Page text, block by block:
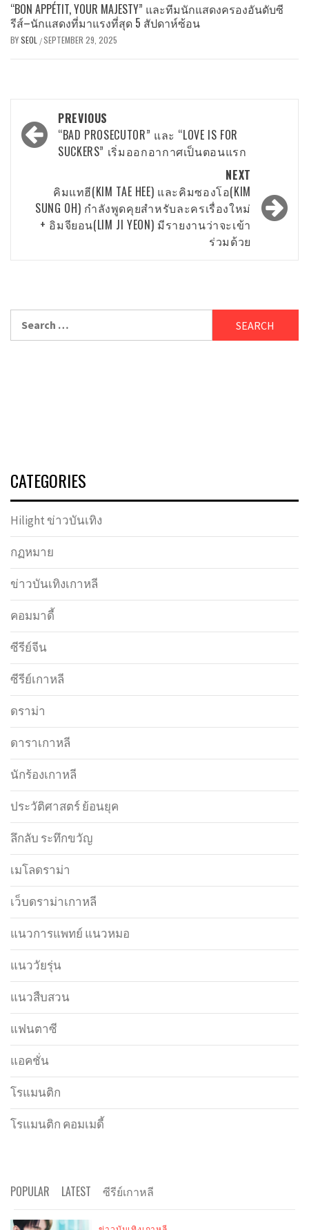
“BON APPÉTIT, YOUR MAJESTY” และทีมนักแสดงครองอันดับซี
รีส์–นักแสดงที่มาแรงที่สุด 5 สัปดาห์ซ้อน
BYSEOL /SEPTEMBER 29, 2025
Post
navigation
PREVIOUS
“BAD PROSECUTOR” และ “LOVE IS FOR
SUCKERS” เริ่มออกอากาศเป็นตอนแรก
NEXT
คิมแทฮี(KIM TAE HEE) และคิมซองโอ(KIM
SUNG OH) กำลังพูดคุยสำหรับละครเรื่องใหม่
+ อิมจียอน(LIM JI YEON) มีรายงานว่าจะเข้า
ร่วมด้วย
CATEGORIES
Hilight ข่าวบันเทิง
กฏหมาย
ข่าวบันเทิงเกาหลี
คอมมาดี้
ซีรีย์จีน
ซีรีย์เกาหลี
ดราม่า
ดาราเกาหลี
นักร้องเกาหลี
ประวัติศาสตร์ ย้อนยุค
ลึกลับ ระทึกขวัญ
เมโลดราม่า
เว็บดราม่าเกาหลี
แนวการแพทย์ แนวหมอ
แนววัยรุ่น
แนวสืบสวน
แฟนตาซี
แอคชั่น
โรแมนติก
โรแมนติก คอมเมดี้
POPULAR LATEST ซีรีย์เกาหลี